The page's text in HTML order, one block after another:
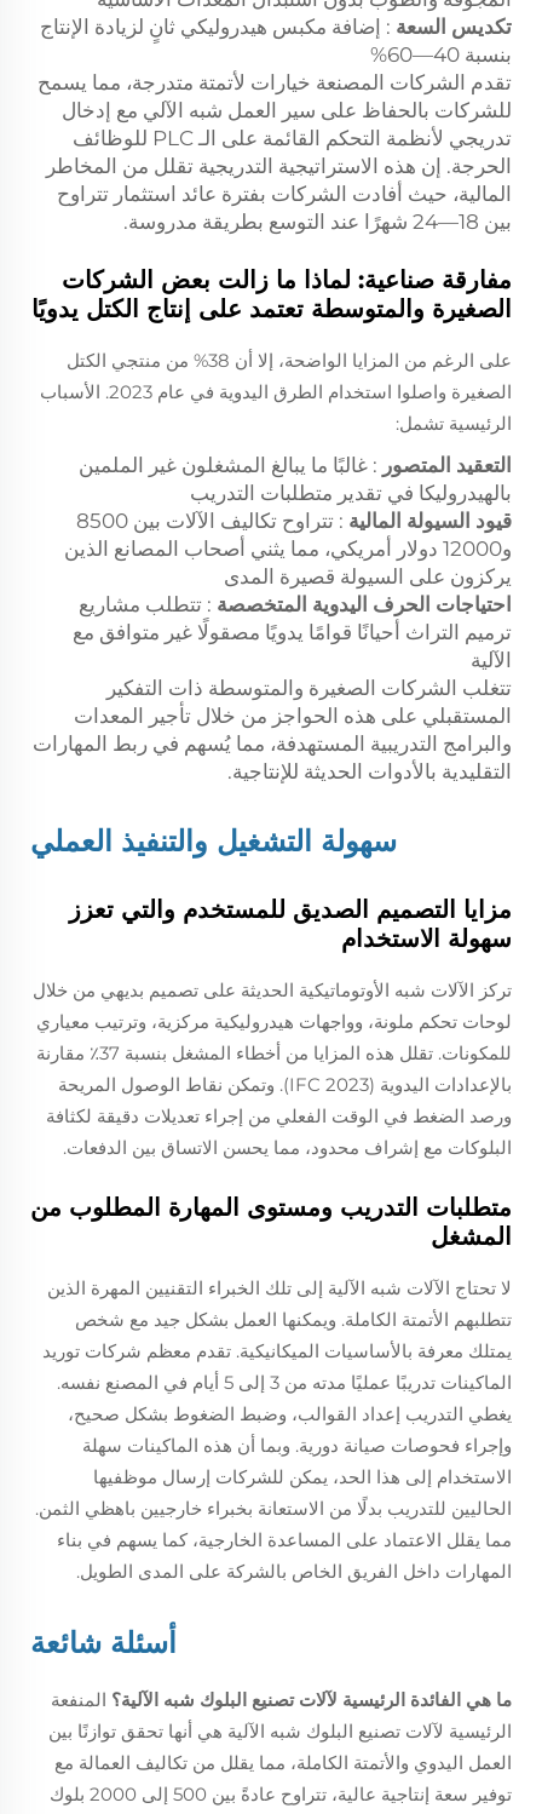
تكديس السعة : إضافة مكبس هيدروليكي ثانٍ لزيادة الإنتاج
بنسبة 40—60%
تقدم الشركات المصنعة خيارات لأتمتة متدرجة، مما يسمح
للشركات بالحفاظ على سير العمل شبه الآلي مع إدخال
تدريجي لأنظمة التحكم القائمة على الـ PLC للوظائف
الحرجة. إن هذه الاستراتيجية التدريجية تقلل من المخاطر
المالية، حيث أفادت الشركات بفترة عائد استثمار تتراوح
بين 18—24 شهرًا عند التوسع بطريقة مدروسة.
مفارقة صناعية: لماذا ما زالت بعض الشركات
الصغيرة والمتوسطة تعتمد على إنتاج الكتل يدويًا
على الرغم من المزايا الواضحة، إلا أن 38% من منتجي الكتل
الصغيرة واصلوا استخدام الطرق اليدوية في عام 2023. الأسباب
الرئيسية تشمل:
التعقيد المتصور : غالبًا ما يبالغ المشغلون غير الملمين
بالهيدروليكا في تقدير متطلبات التدريب
قيود السيولة المالية
: تتراوح تكاليف الآلات بين 8500
و12000 دولار أمريكي، مما يثني أصحاب المصانع الذين
يركزون على السيولة قصيرة المدى
احتياجات الحرف اليدوية المتخصصة : تتطلب مشاريع
ترميم التراث أحيانًا قوامًا يدويًا مصقولًا غير متوافق مع
الآلية
تتغلب الشركات الصغيرة والمتوسطة ذات التفكير
المستقبلي على هذه الحواجز من خلال تأجير المعدات
والبرامج التدريبية المستهدفة، مما يُسهم في ربط المهارات
التقليدية بالأدوات الحديثة للإنتاجية.
سهولة التشغيل والتنفيذ العملي
مزايا التصميم الصديق للمستخدم والتي تعزز
سهولة الاستخدام
تركز الآلات شبه الأوتوماتيكية الحديثة على تصميم بديهي من خلال
لوحات تحكم ملونة، وواجهات هيدروليكية مركزية، وترتيب معياري
للمكونات. تقلل هذه المزايا من أخطاء المشغل بنسبة 37٪ مقارنة
بالإعدادات اليدوية (IFC 2023). وتمكن نقاط الوصول المريحة
ورصد الضغط في الوقت الفعلي من إجراء تعديلات دقيقة لكثافة
البلوكات مع إشراف محدود، مما يحسن الاتساق بين الدفعات.
متطلبات التدريب ومستوى المهارة المطلوب من
المشغل
لا تحتاج الآلات شبه الآلية إلى تلك الخبراء التقنيين المهرة الذين
تتطلبهم الأتمتة الكاملة. ويمكنها العمل بشكل جيد مع شخص
يمتلك معرفة بالأساسيات الميكانيكية. تقدم معظم شركات توريد
الماكينات تدريبًا عمليًا مدته من 3 إلى 5 أيام في المصنع نفسه.
يغطي التدريب إعداد القوالب، وضبط الضغوط بشكل صحيح،
وإجراء فحوصات صيانة دورية. وبما أن هذه الماكينات سهلة
الاستخدام إلى هذا الحد، يمكن للشركات إرسال موظفيها
الحاليين للتدريب بدلًا من الاستعانة بخبراء خارجيين باهظي الثمن.
مما يقلل الاعتماد على المساعدة الخارجية، كما يسهم في بناء
المهارات داخل الفريق الخاص بالشركة على المدى الطويل.
أسئلة شائعة
ما هي الفائدة الرئيسية لآلات تصنيع البلوك شبه الآلية؟ المنفعة
الرئيسية لآلات تصنيع البلوك شبه الآلية هي أنها تحقق توازنًا بين
العمل اليدوي والأتمتة الكاملة، مما يقلل من تكاليف العمالة مع
توفير سعة إنتاجية عالية، تتراوح عادةً بين 500 إلى 2000 بلوك